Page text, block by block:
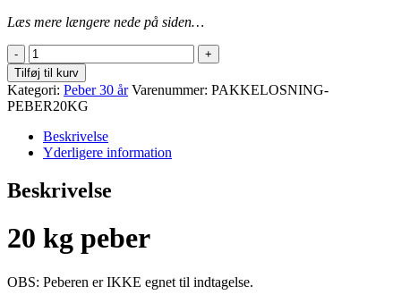
Læs mere længere nede på siden…
Peber
20
kg
–
Pakkeløsning
quantity
Tilføj til kurv
Kategori: Peber 30 år Varenummer: PAKKELOSNING-
PEBER20KG
Beskrivelse
Yderligere information
Beskrivelse
20 kg peber
OBS: Peberen er IKKE egnet til indtagelse.